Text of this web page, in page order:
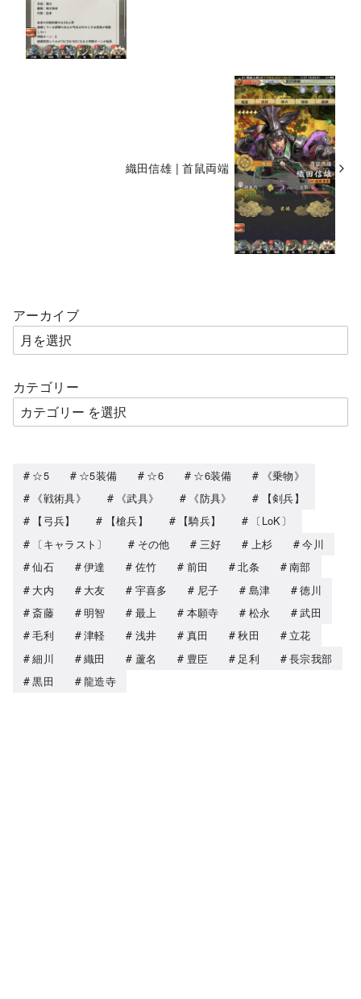
織田信雄 | 首鼠両端
アーカイブ
カテゴリー
☆5 ☆5装備 ☆6 ☆6装備
《乗物》
《戦術具》
《武具》 《防具》
【剣兵】
【弓兵】
【槍兵】 【騎兵】
〔LoK〕
〔キャラスト〕
その他 三好 上杉
今川
仙石
伊達 佐竹 前田 北条
南部
大内
大友 宇喜多 尼子 島津
徳川
斎藤
明智 最上 本願寺 松永
武田
毛利
津軽 浅井 真田 秋田
立花
細川
織田 蘆名 豊臣 足利
長宗我部
黒田
龍造寺